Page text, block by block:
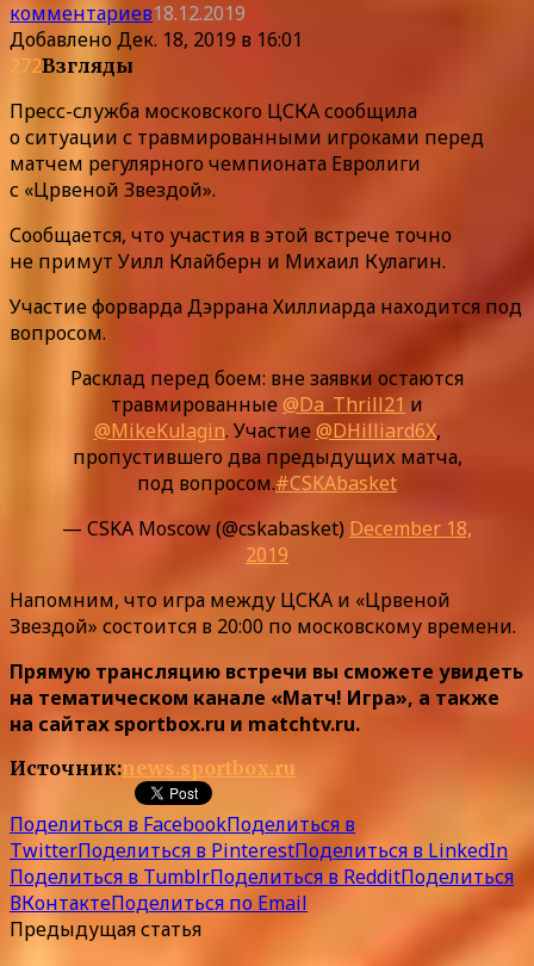
комментариев18.12.2019
ДобавленоДек. 18, 2019 в 16:01
272Взгляды
Пресс-служба московского ЦСКА сообщила
о ситуации с травмированными игроками перед
матчем регулярного чемпионата Евролиги
с «Црвеной Звездой».
Сообщается, что участия в этой встрече точно
не примут Уилл Клайберн и Михаил Кулагин.
Участие форварда Дэррана Хиллиарда находится под
вопросом.
Расклад перед боем: вне заявки остаются
травмированные @Da_Thrill21 и
@MikeKulagin. Участие@DHilliard6X,
пропустившего два предыдущих матча,
под вопросом.#CSKAbasket
— CSKA Moscow (@cskabasket) December 18,
2019
Напомним, что игра между ЦСКА и «Црвеной
Звездой» состоится в 20:00 по московскому времени.
Прямую трансляцию встречи вы сможете увидеть
на тематическом канале «Матч! Игра», а также
на сайтах sportbox.ru и matchtv.ru.
Источник:news.sportbox.ru
Поделиться в FacebookПоделиться в
TwitterПоделиться в PinterestПоделиться в LinkedIn
Поделиться в TumblrПоделиться в RedditПоделиться
ВКонтактеПоделиться по Email
Предыдущая статья